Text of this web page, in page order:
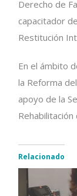
Derecho de
capacitador
Restitución
En el ámbito
la Reforma
apoyo de la
Relacionado